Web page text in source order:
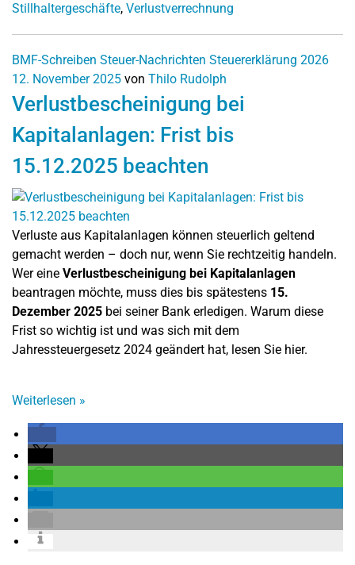
Stillhaltergeschäfte, Verlustverrechnung
BMF-Schreiben Steuer-Nachrichten Steuererklärung 2026
12. November 2025 von Thilo Rudolph
Verlustbescheinigung bei
Kapitalanlagen: Frist bis
15.12.2025 beachten
Verluste aus Kapitalanlagen können steuerlich geltend
gemacht werden – doch nur, wenn Sie rechtzeitig handeln.
Wer eine Verlustbescheinigung bei Kapitalanlagen
beantragen möchte, muss dies bis spätestens 15.
Dezember 2025 bei seiner Bank erledigen. Warum diese
Frist so wichtig ist und was sich mit dem
Jahressteuergesetz 2024 geändert hat, lesen Sie hier.
Weiterlesen »